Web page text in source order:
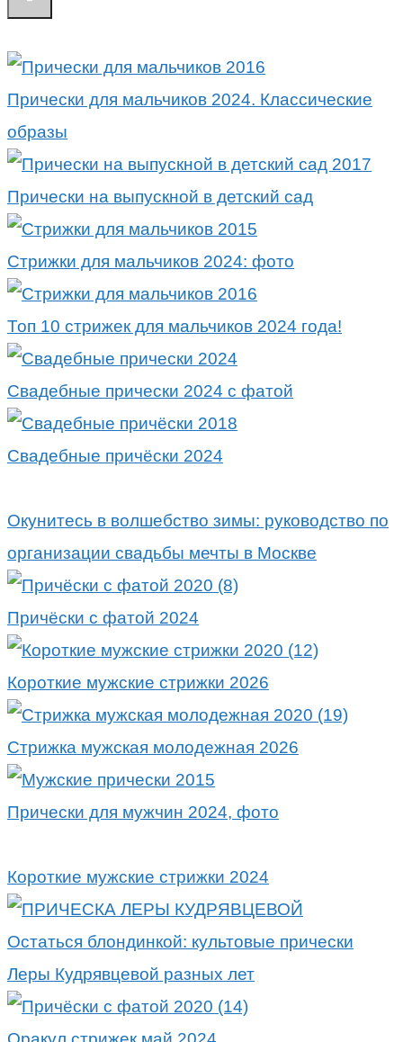
Прически для мальчиков 2024. Классические
образы
Прически на выпускной в детский сад
Стрижки для мальчиков 2024: фото
Топ 10 стрижек для мальчиков 2024 года!
Свадебные прически 2024 с фатой
Свадебные причёски 2024
Окунитесь в волшебство зимы: руководство по
организации свадьбы мечты в Москве
Причёски с фатой 2024
Короткие мужские стрижки 2026
Стрижка мужская молодежная 2026
Прически для мужчин 2024, фото
Короткие мужские стрижки 2024
Остаться блондинкой: культовые прически
Леры Кудрявцевой разных лет